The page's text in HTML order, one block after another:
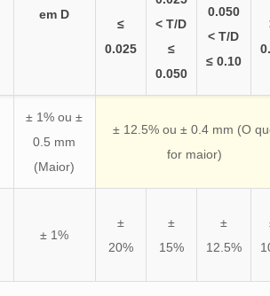
em D
≤
0.025
< T/D
≤
0.050
0.050
< T/D
≤ 0.10
± 1% ou ±
0.5 mm
(Maior)
± 12.5% ou ± 0.4 mm (O
for maior)
± 1%
±
20%
±
15%
±
12.5%